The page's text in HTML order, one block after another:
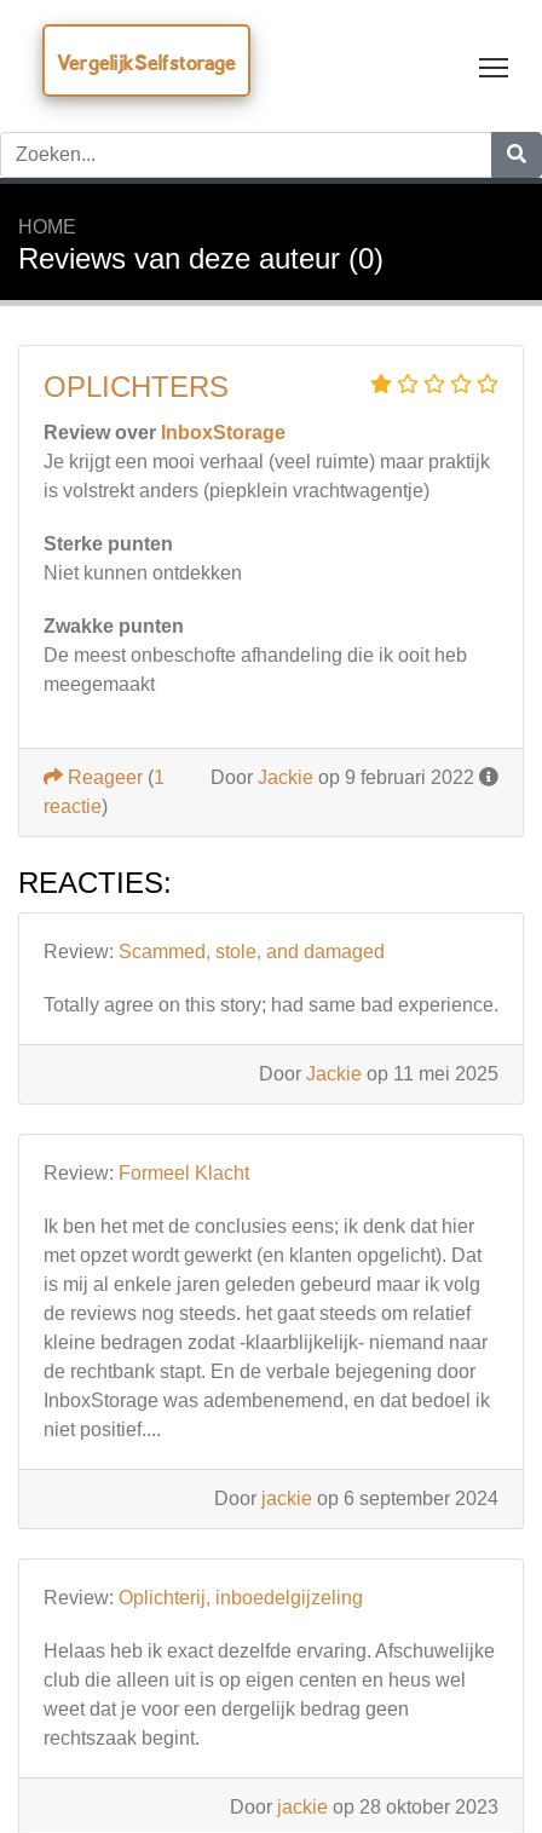
VergelijkSelfstorage
HOME
Reviews van deze auteur (0)
OPLICHTERS
Review over InboxStorage
Je krijgt een mooi verhaal (veel ruimte) maar praktijk
is volstrekt anders (piepklein vrachtwagentje)
Sterke punten
Niet kunnen ontdekken
Zwakke punten
De meest onbeschofte afhandeling die ik ooit heb
meegemaakt
Door Jackie op 9 februari 2022
Reageer (1
reactie)
REACTIES:
Review: Scammed, stole, and damaged
Totally agree on this story; had same bad experience.
Door Jackie op 11 mei 2025
Review: Formeel Klacht
Ik ben het met de conclusies eens; ik denk dat hier
met opzet wordt gewerkt (en klanten opgelicht). Dat
is mij al enkele jaren geleden gebeurd maar ik volg
de reviews nog steeds. het gaat steeds om relatief
kleine bedragen zodat -klaarblijkelijk- niemand naar
de rechtbank stapt. En de verbale bejegening door
InboxStorage was adembenemend, en dat bedoel ik
niet positief....
Door jackie op 6 september 2024
Review: Oplichterij, inboedelgijzeling
Helaas heb ik exact dezelfde ervaring. Afschuwelijke
club die alleen uit is op eigen centen en heus wel
weet dat je voor een dergelijk bedrag geen
rechtszaak begint.
Door jackie op 28 oktober 2023